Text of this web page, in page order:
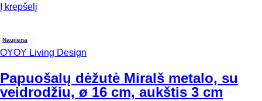
Į krepšelį
Naujiena
OYOY Living Design
Papuošalų dėžutė MiraIš metalo, su
veidrodžiu, ø 16 cm, aukštis 3 cm